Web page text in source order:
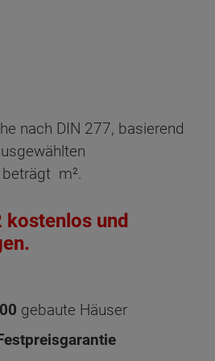
nach DIN 277, basierend
beträgt m².
und
gebaute Häuser